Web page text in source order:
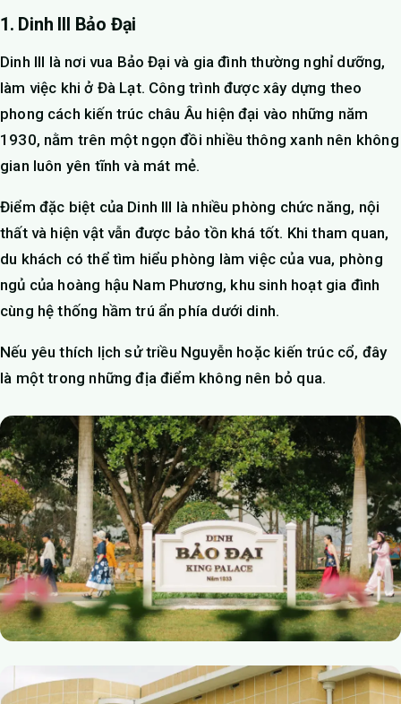
1. Dinh III Bảo Đại
Dinh III là nơi vua Bảo Đại và gia đình thường nghỉ dưỡng,
làm việc khi ở Đà Lạt. Công trình được xây dựng theo
phong cách kiến trúc châu Âu hiện đại vào những năm
1930, nằm trên một ngọn đồi nhiều thông xanh nên không
gian luôn yên tĩnh và mát mẻ.
Điểm đặc biệt của Dinh III là nhiều phòng chức năng, nội
thất và hiện vật vẫn được bảo tồn khá tốt. Khi tham quan,
du khách có thể tìm hiểu phòng làm việc của vua, phòng
ngủ của hoàng hậu Nam Phương, khu sinh hoạt gia đình
cùng hệ thống hầm trú ẩn phía dưới dinh.
Nếu yêu thích lịch sử triều Nguyễn hoặc kiến trúc cổ, đây
là một trong những địa điểm không nên bỏ qua.